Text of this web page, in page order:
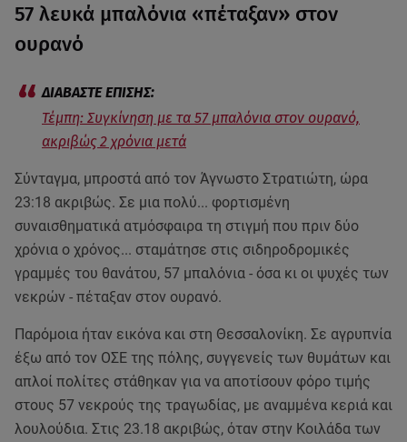
57 λευκά μπαλόνια «πέταξαν» στον
ουρανό
Τέμπη: Συγκίνηση με τα 57 μπαλόνια στον ουρανό,
ακριβώς 2 χρόνια μετά
Σύνταγμα, μπροστά από τον Άγνωστο Στρατιώτη, ώρα
23:18 ακριβώς. Σε μια πολύ... φορτισμένη
συναισθηματικά ατμόσφαιρα τη στιγμή που πριν δύο
χρόνια ο χρόνος... σταμάτησε στις σιδηροδρομικές
γραμμές του θανάτου, 57 μπαλόνια - όσα κι οι ψυχές των
νεκρών - πέταξαν στον ουρανό.
Παρόμοια ήταν εικόνα και στη Θεσσαλονίκη. Σε αγρυπνία
έξω από τον ΟΣΕ της πόλης, συγγενείς των θυμάτων και
απλοί πολίτες στάθηκαν για να αποτίσουν φόρο τιμής
στους 57 νεκρούς της τραγωδίας, με αναμμένα κεριά και
λουλούδια. Στις 23.18 ακριβώς, όταν στην Κοιλάδα των